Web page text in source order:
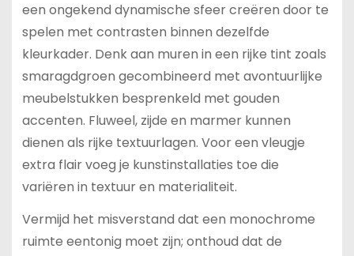
een ongekend dynamische sfeer creëren door te
spelen met contrasten binnen dezelfde
kleurkader. Denk aan muren in een rijke tint zoals
smaragdgroen gecombineerd met avontuurlijke
meubelstukken besprenkeld met gouden
accenten. Fluweel, zijde en marmer kunnen
dienen als rijke textuurlagen. Voor een vleugje
extra flair voeg je kunstinstallaties toe die
variëren in textuur en materialiteit.
Vermijd het misverstand dat een monochrome
ruimte eentonig moet zijn; onthoud dat de